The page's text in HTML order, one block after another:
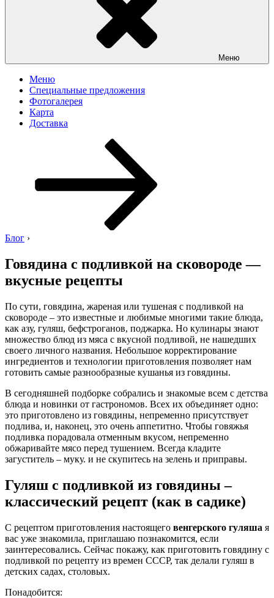
Меню
Меню
Специальные предложения
Фотогалерея
Карта
Доставка
Блог ›
Говядина с подливкой на сковороде —
вкусные рецепты
По сути, говядина, жареная или тушеная с подливкой на
сковороде – это известные и любимые многими такие блюда,
как азу, гуляш, бефстроганов, поджарка. Но кулинары знают
множество блюд из мяса с вкусной подливой, не нашедших
своего личного названия. Небольшое корректирование
ингредиентов и технологии приготовления позволяет нам
готовить самые разнообразные кушанья из говядины.
В сегодняшней подборке собрались и знакомые всем с детства
блюда и новинки от гастрономов. Всех их объединяет одно:
это приготовлено из говядины, непременно присутствует
подлива, и, наконец, это очень аппетитно. Чтобы говяжья
подливка порадовала отменным вкусом, непременно
обжаривайте мясо перед тушением. Всегда кладите
загуститель – муку. и не скупитесь на зелень и приправы.
Гуляш с подливкой из говядины –
классический рецепт (как в садике)
С рецептом приготовления настоящего венгерского гуляша я
вас уже знакомила, приглашаю познакомится, если
заинтересовались. Сейчас покажу, как приготовить говядину с
подливкой по рецепту из времен СССР, так делали гуляш в
детских садах, столовых.
Понадобится: